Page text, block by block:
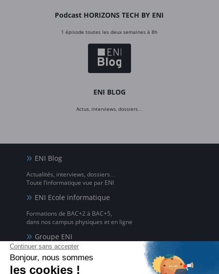
Podcast HORIZONS TECH BY ENI
1 épisode toutes les deux semaines à 8h
ENI BLOG
Actus, interviews, dossiers…
ENI Blog
Actualités, interviews, dossiers…
Toute l’informatique vue par ENI
ENI Ecole informatique
Formations de BAC+2 à BAC+5,
dans nos campus physiques et en ligne
Groupe ENI
Expert de la formation informatique
sous toutes ses formes depuis 1981